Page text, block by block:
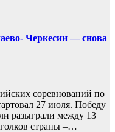
Черкесии — снова
соревнований по
27 июля. Победу
разыграли между 13
страны –…